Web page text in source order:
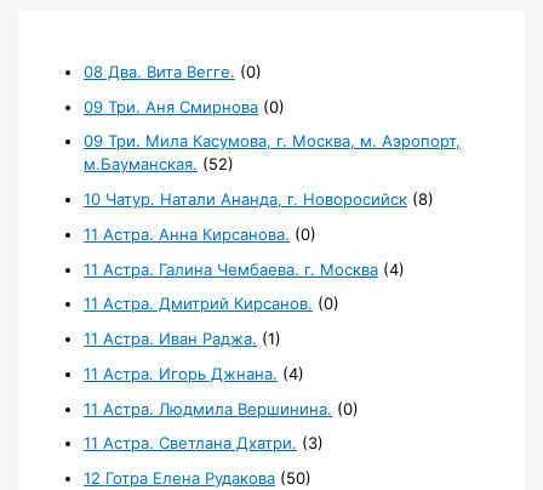
08 Два. Вита Вегге. (0)
09 Три. Аня Смирнова (0)
09 Три. Мила Касумова, г. Москва, м. Аэропорт,
м.Бауманская. (52)
10 Чатур. Натали Ананда, г. Новоросийск (8)
11 Астра. Анна Кирсанова. (0)
11 Астра. Галина Чембаева. г. Москва (4)
11 Астра. Дмитрий Кирсанов. (0)
11 Астра. Иван Раджа. (1)
11 Астра. Игорь Джнана. (4)
11 Астра. Людмила Вершинина. (0)
11 Астра. Светлана Дхатри. (3)
12 Готра Елена Рудакова (50)